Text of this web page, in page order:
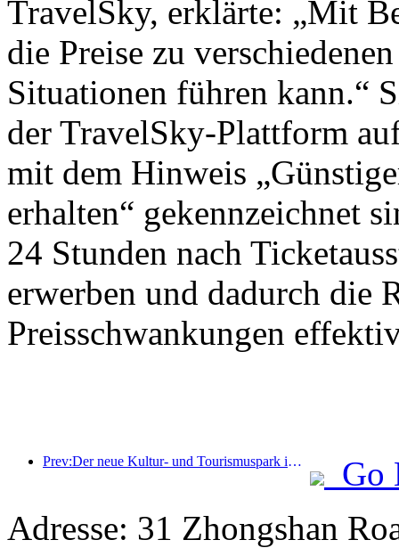
TravelSky, erklärte: „Mit
die Preise zu
Situationen führen kann.“
der TravelSky-Plattform
mit dem Hinweis
erhalten“ gekennzeichnet
24 Stunden nach
erwerben und dadurch die
Preisschwankungen
Prev:Der neue Kultur- und Tourismuspark im Pekinger Unterzentrum, der Pinnacle Park, wird dieses Jahr offiziell eröffnet.
Go
Adresse: 31 Zhongshan